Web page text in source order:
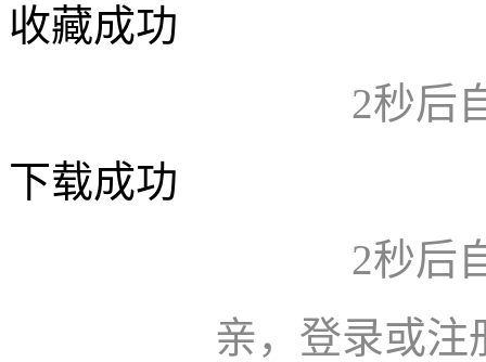
收藏成功
2秒后
下载成功
2秒后
亲，登录或注